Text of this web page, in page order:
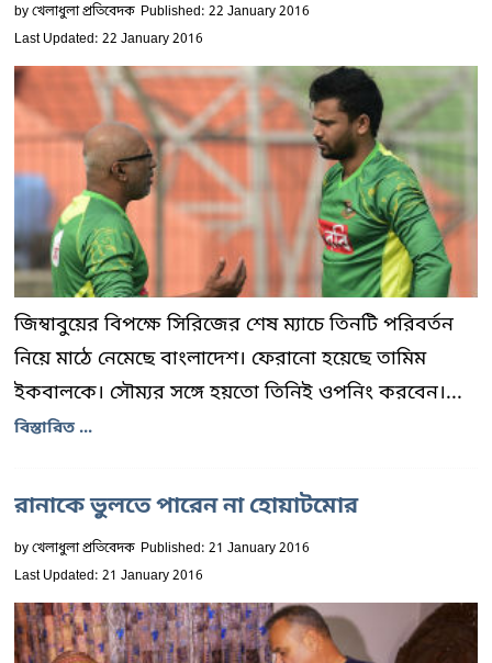
byখেলাধুলা প্রতিবেদক Published: 22 January 2016
Last Updated: 22 January 2016
জিম্বাবুয়ের বিপক্ষে সিরিজের শেষ ম্যাচে তিনটি পরিবর্তন
নিয়ে মাঠে নেমেছে বাংলাদেশ। ফেরানো হয়েছে তামিম
ইকবালকে। সৌম্যর সঙ্গে হয়তো তিনিই ওপনিং করবেন।...
বিস্তারিত ...
রানাকে ভুলতে পারেন না হোয়াটমোর
byখেলাধুলা প্রতিবেদক Published: 21 January 2016
Last Updated: 21 January 2016